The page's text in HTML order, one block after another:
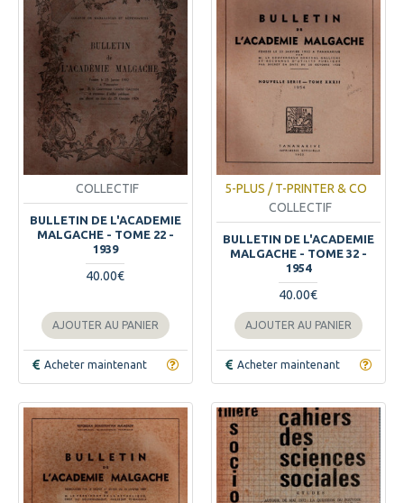
COLLECTIF
BULLETIN DE L'ACADEMIE
MALGACHE - TOME 22 -
1939
40.00€
AJOUTER AU PANIER
Acheter maintenant
5-PLUS / T-PRINTER & CO
COLLECTIF
BULLETIN DE L'ACADEMIE
MALGACHE - TOME 32 -
1954
40.00€
AJOUTER AU PANIER
Acheter maintenant